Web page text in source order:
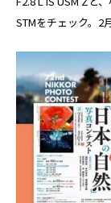
STMをチェック。2